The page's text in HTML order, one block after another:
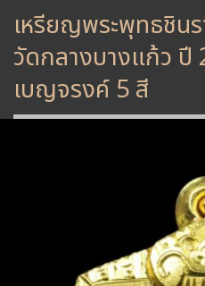
เหรียญพระพุทธชิน
วัดกลางบางแก้ว ปี
เบญจรงค์ 5 สี